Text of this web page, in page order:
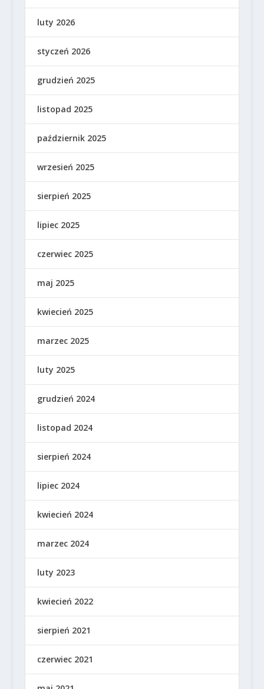
luty 2026
styczeń 2026
grudzień 2025
listopad 2025
październik 2025
wrzesień 2025
sierpień 2025
lipiec 2025
czerwiec 2025
maj 2025
kwiecień 2025
marzec 2025
luty 2025
grudzień 2024
listopad 2024
sierpień 2024
lipiec 2024
kwiecień 2024
marzec 2024
luty 2023
kwiecień 2022
sierpień 2021
czerwiec 2021